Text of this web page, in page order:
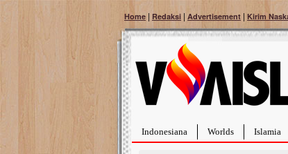
Home | Redaksi | Advertisement | Kirim
Indonesiana Worlds Islamia